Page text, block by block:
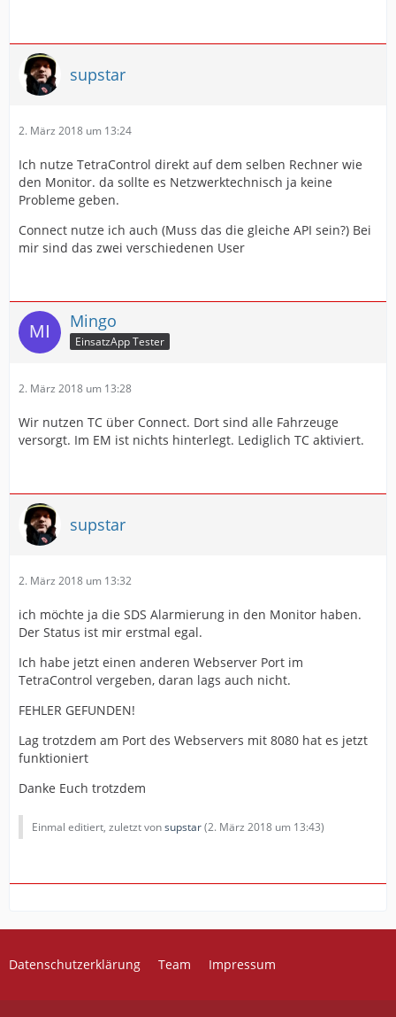
supstar
2. März 2018 um 13:24
Ich nutze TetraControl direkt auf dem selben Rechner wie
den Monitor. da sollte es Netzwerktechnisch ja keine
Probleme geben.
Connect nutze ich auch (Muss das die gleiche API sein?) Bei
mir sind das zwei verschiedenen User
Mingo
EinsatzApp Tester
2. März 2018 um 13:28
Wir nutzen TC über Connect. Dort sind alle Fahrzeuge
versorgt. Im EM ist nichts hinterlegt. Lediglich TC aktiviert.
supstar
2. März 2018 um 13:32
ich möchte ja die SDS Alarmierung in den Monitor haben.
Der Status ist mir erstmal egal.
Ich habe jetzt einen anderen Webserver Port im
TetraControl vergeben, daran lags auch nicht.
FEHLER GEFUNDEN!
Lag trotzdem am Port des Webservers mit 8080 hat es jetzt
funktioniert
Danke Euch trotzdem
Einmal editiert, zuletzt vonsupstar(2. März 2018 um 13:43)
Datenschutzerklärung Team Impressum